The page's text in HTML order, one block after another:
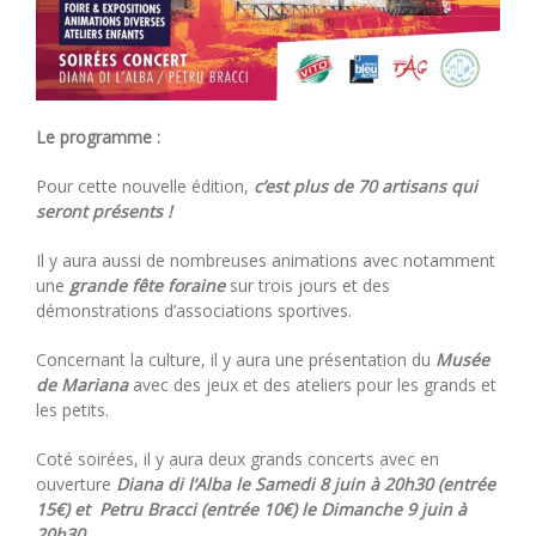
Le programme :
Pour cette nouvelle édition, c’est plus de 70 artisans qui
seront présents !
Il y aura aussi de nombreuses animations avec notamment
une grande fête foraine sur trois jours et des
démonstrations d’associations sportives.
Concernant la culture, il y aura une présentation du Musée
de Marianaavec des jeux et des ateliers pour les grands et
les petits.
Coté soirées, il y aura deux grands concerts avec en
ouverture Diana di l’Alba le Samedi 8 juin à 20h30 (entrée
15€) et Petru Bracci (entrée 10€) le Dimanche 9 juin à